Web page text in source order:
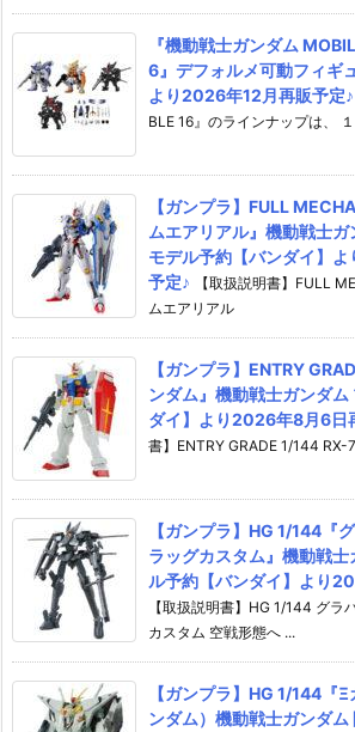
『機動戦士ガンダム
6』デフォルメ可動フィギ
より2026年12月再販予定♪
BLE 16』のラインナップは、
【ガンプラ】FULL
ムエアリアル』機動戦士ガ
モデル予約【バンダイ】
予定♪
【取扱説明書】FULL
ムエアリアル
【ガンプラ】ENTRY
ンダム』機動戦士ガンダ
ダイ】より2026年8月6日
書】ENTRY GRADE 1/144 RX-
【ガンプラ】HG 1/144『
ラッグカスタム』機動戦
ル予約【バンダイ】より
【取扱説明書】HG 1/144 グラ
カスタム 空戦形態へ ...
【ガンプラ】HG 1/144『
ンダム）機動戦士ガンダ